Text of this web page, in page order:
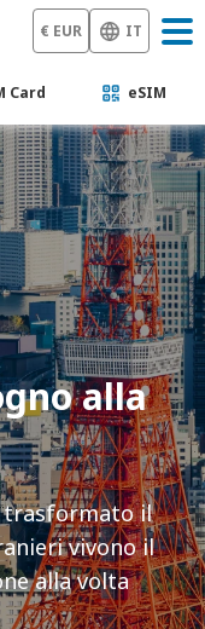
€ EUR IT
Card eSIM
alla
trasformato il
vivono il
alla volta